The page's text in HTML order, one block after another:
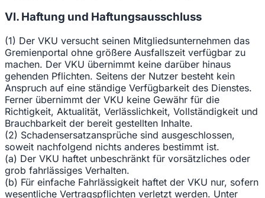
VI. Haftung und Haftungsausschluss
(1) Der VKU versucht seinen Mitgliedsunternehmen das
Gremienportal ohne größere Ausfallszeit verfügbar zu
machen. Der VKU übernimmt keine darüber hinaus
gehenden Pflichten. Seitens der Nutzer besteht kein
Anspruch auf eine ständige Verfügbarkeit des Dienstes.
Ferner übernimmt der VKU keine Gewähr für die
Richtigkeit, Aktualität, Verlässlichkeit, Vollständigkeit und
Brauchbarkeit der bereit gestellten Inhalte.
(2) Schadensersatzansprüche sind ausgeschlossen,
soweit nachfolgend nichts anderes bestimmt ist.
(a) Der VKU haftet unbeschränkt für vorsätzliches oder
grob fahrlässiges Verhalten.
(b) Für einfache Fahrlässigkeit haftet der VKU nur, sofern
wesentliche Vertragspflichten verletzt werden. Unter